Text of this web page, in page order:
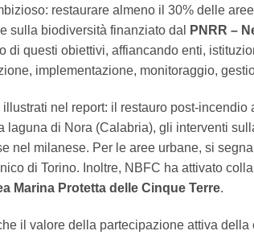
restaurare almeno il 30% delle
sulla biodiversità finanziato dal
PNRR –
di questi obiettivi, affiancando enti,
implementazione, monitoraggio,
nel report: il restauro post-
laguna di Nora (Calabria), gli interventi
nel milanese. Per le aree urbane, si
di Torino. Inoltre, NBFC ha attivato
Marina Protetta delle Cinque Terre.
il valore della partecipazione attiva